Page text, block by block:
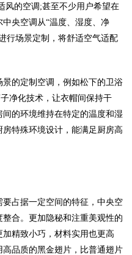
风的空调;甚至不少用户希望在
央空调从“温度、湿度、净
行场景定制，将舒适空气适配
的定制空调，例如松下的卫浴
净化技术，让衣帽间保持干
的环境维持在特定的温度和湿
特殊环境设计，能满足厨房高
占据一定空间的特征，中央空
合。更加隐秘和注重美观性的
精致小巧，材料实用也更高
品质的黑金翅片，比普通翅片